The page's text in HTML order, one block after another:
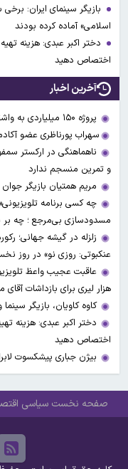
بازیگر سینمای ایران:
اسلامی» آماده کرده بودند
دختر اکبر عبدی: هزینه تهیه
اختصاص دهید
آخرین اخبار
پروژه ۱۵۰ میلیاردی به واشقانی بدون یک روز سابقه کارگردانی!
​​​​​​​سهراب پورناظری عضو
ناهماهنگی در ارکستر
و تمرین منسجم ندارد
مریم همتیان بازیگر
مسدودسازی بی‌مرجع ؛ چه بر
عنکبوتی: روزی نو» در روز
هزار لیری برای بازداشات
کاوه کاویان، بازیگر
دختر اکبر عبدی: هزینه
اختصاص دهید
بیژن جباری پیشکسوت
صفحه نخست سیاسی